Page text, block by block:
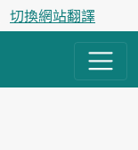
切換網站翻譯